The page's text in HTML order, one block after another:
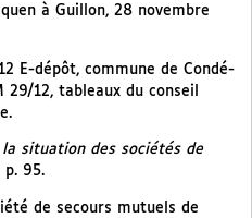
à Guillon, 28 novembre
E-dépôt, commune de Condé-
12, tableaux du conseil
la situation des sociétés de
p. 95.
de secours mutuels de